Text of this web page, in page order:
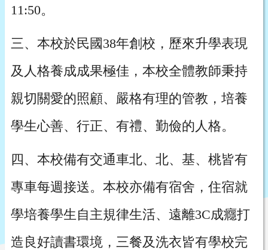
11:50。
三、本校於民國38年創校，歷來升學表現
及人格養成成果極佳，本校全體教師秉持
親切關愛的照顧、嚴格有理的管教，培養
學生心善、行正、有禮、勤儉的人格。
四、本校備有交通車北、北、基、桃皆有
專車每週接送。本校亦備有宿舍，住宿就
學培養學生自主規律生活、遠離3C成癮打
造良好讀書環境，三餐及洗衣皆有學校完